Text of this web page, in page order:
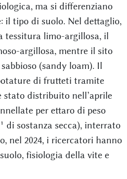
ma si differenziano
il tipo di suolo. Nel dettaglio,
tessitura limo-argillosa, il
argillosa, mentre il sito
(sandy loam). Il
di frutteti tramite
stato distribuito nell’aprile
per ettaro di peso
di sostanza secca), interrato
nel 2024, i ricercatori hanno
fisiologia della vite e